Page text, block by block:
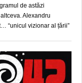
de astăzi
Alexandru
“unicul vizionar al țării”